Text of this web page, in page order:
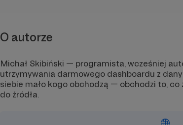
O autorze
Michał Skibiński — programista, wcześniej
utrzymywania darmowego dashboardu z
siebie mało kogo obchodzą — obchodzi to,
do źródła.